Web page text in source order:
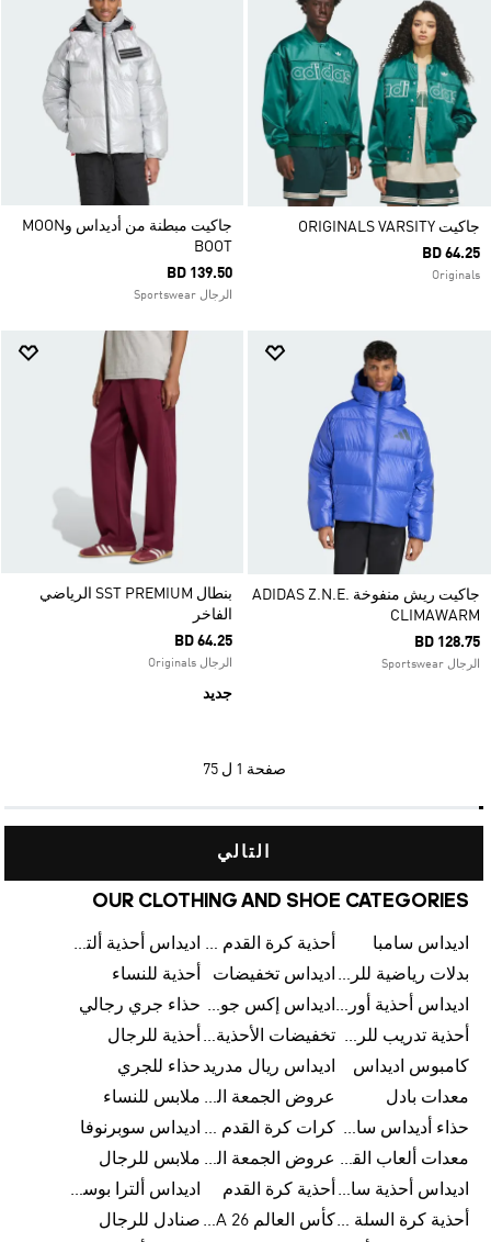
جاكيت ORIGINALS VARSITY
BD 64.25
Originals
جاكيت مبطنة من أديداس وMOON
BOOT
BD 139.50
الرجال Sportswear
جاكيت ريش منفوخة ADIDAS Z.N.E.
CLIMAWARM
BD 128.75
الرجال Sportswear
بنطال SST PREMIUM الرياضي
الفاخر
BD 64.25
الرجال Originals
جديد
صفحة 1 ل 75
التالي
OUR CLOTHING AND SHOE CATEGORIES
اديداس سامبا أحذية كرة القدم للرجال
اديداس أحذية ألترا بوست للرجال
بدلات رياضية للرجال اديداس تخفيضات
أحذية للنساء
اديداس أحذية أورجينالز
اديداس إكس جود بيلينغهام حذاء جري رجالي
أحذية تدريب للرجال
تخفيضات الأحذية للرجال أحذية للرجال
كامبوس اديداس
اديداس ريال مدريد حذاء للجري
معدات بادل
عروض الجمعة البيضاء للرجال ملابس للنساء
حذاء أديداس سامبا للأطفال
كرات كرة القدم للرجال اديداس سوبرنوفا
معدات ألعاب القوى
عروض الجمعة البيضاء للسيدات ملابس للرجال
اديداس أحذية سامبا للنساء أحذية كرة القدم
اديداس ألترا بوست
أحذية كرة السلة للرجال
كأس العالم FIFA 26™ صنادل للرجال